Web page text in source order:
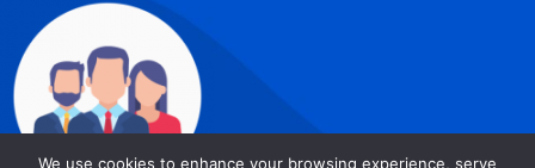
We use cookies to enhance your browsing experience, serve